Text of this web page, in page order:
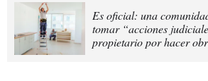
Es oficial: una
tomar “acciones
propietario por hacer